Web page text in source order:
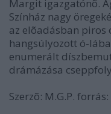
Margit igazgatónõ.
Színház nagy
az elõadásban piros
hangsúlyozott ó-
enumerált
drámázása
Szerzõ: M.G.P. forrás: